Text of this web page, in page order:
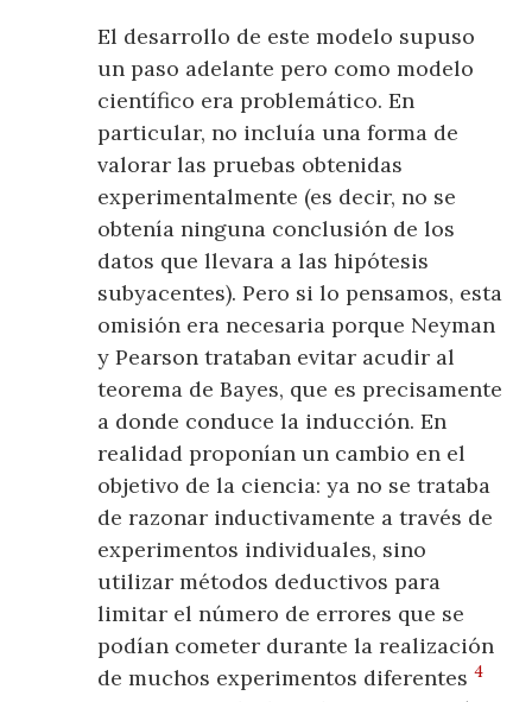
El desarrollo de este modelo supuso
un paso adelante pero como modelo
científico era problemático. En
particular, no incluía una forma de
valorar las pruebas obtenidas
experimentalmente (es decir, no se
obtenía ninguna conclusión de los
datos que llevara a las hipótesis
subyacentes). Pero si lo pensamos, esta
omisión era necesaria porque Neyman
y Pearson trataban evitar acudir al
teorema de Bayes, que es precisamente
a donde conduce la inducción. En
realidad proponían un cambio en el
objetivo de la ciencia: ya no se trataba
de razonar inductivamente a través de
experimentos individuales, sino
utilizar métodos deductivos para
limitar el número de errores que se
podían cometer durante la realización
de muchos experimentos diferentes4